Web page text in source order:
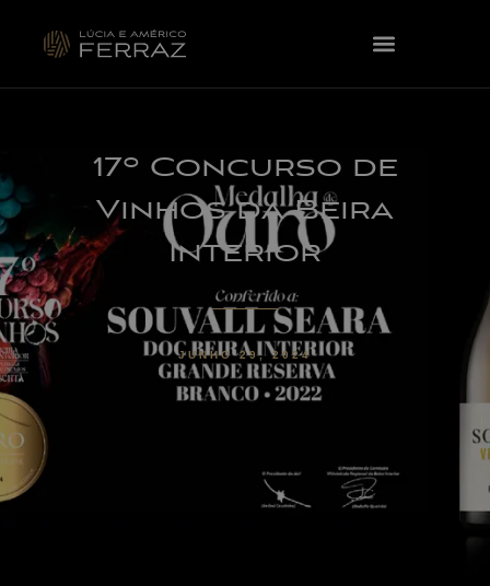
17º Concurso de
Vinhos da Beira
Interior
JUNHO 29, 2024